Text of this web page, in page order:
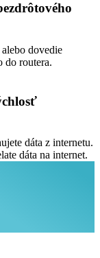
dovedie
do routera.
dáta z internetu.
dáta na internet.